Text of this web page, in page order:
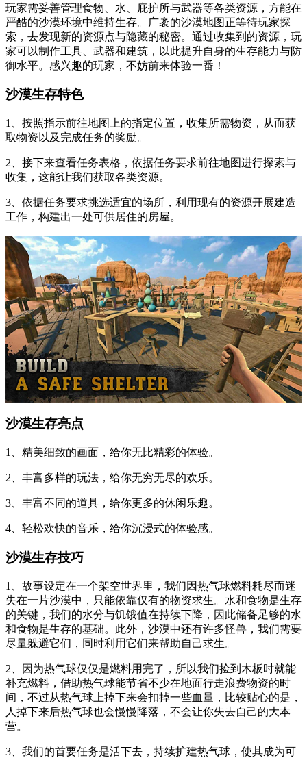
玩家需妥善管理食物、水、庇护所与武器等各类资源，方能在
严酷的沙漠环境中维持生存。广袤的沙漠地图正等待玩家探
索，去发现新的资源点与隐藏的秘密。通过收集到的资源，玩
家可以制作工具、武器和建筑，以此提升自身的生存能力与防
御水平。感兴趣的玩家，不妨前来体验一番！
沙漠生存特色
1、按照指示前往地图上的指定位置，收集所需物资，从而获
取物资以及完成任务的奖励。
2、接下来查看任务表格，依据任务要求前往地图进行探索与
收集，这能让我们获取各类资源。
3、依据任务要求挑选适宜的场所，利用现有的资源开展建造
工作，构建出一处可供居住的房屋。
沙漠生存亮点
1、精美细致的画面，给你无比精彩的体验。
2、丰富多样的玩法，给你无穷无尽的欢乐。
3、丰富不同的道具，给你更多的休闲乐趣。
4、轻松欢快的音乐，给你沉浸式的体验感。
沙漠生存技巧
1、故事设定在一个架空世界里，我们因热气球燃料耗尽而迷
失在一片沙漠中，只能依靠仅有的物资求生。水和食物是生存
的关键，我们的水分与饥饿值在持续下降，因此储备足够的水
和食物是生存的基础。此外，沙漠中还有许多怪兽，我们需要
尽量躲避它们，同时利用它们来帮助自己求生。
2、因为热气球仅仅是燃料用完了，所以我们捡到木板时就能
补充燃料，借助热气球能节省不少在地面行走浪费物资的时
间，不过从热气球上掉下来会扣掉一些血量，比较贴心的是，
人掉下来后热气球也会慢慢降落，不会让你失去自己的大本
营。
3、我们的首要任务是活下去，持续扩建热气球，使其成为可